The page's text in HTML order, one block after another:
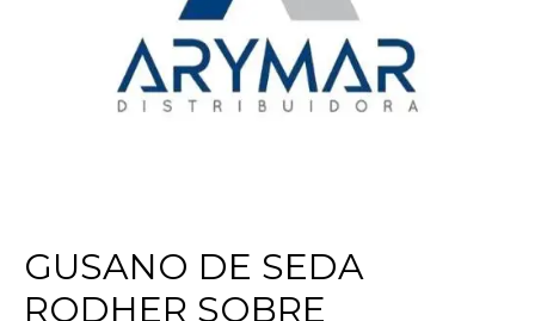
GUSANO DE SEDA
RODHER SOBRE